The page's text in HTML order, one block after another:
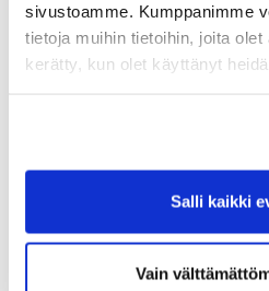
sivustoamme. Kumppanimme
tietoja muihin tietoihin, joita
kerätty, kun olet käyttänyt
Salli kaikki
Vain